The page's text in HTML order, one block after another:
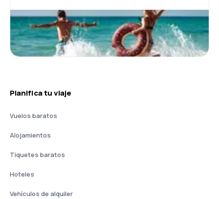
Planifica tu viaje
Vuelos baratos
Alojamientos
Tiquetes baratos
Hoteles
Vehículos de alquiler